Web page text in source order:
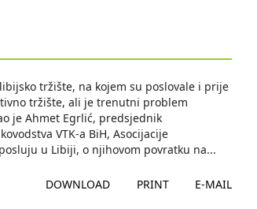
tržište, na kojem su poslovale i prije
tržište, ali je trenutni problem
je Ahmet Egrlić, predsjednik
VTK-a BiH, Asocijacije
u Libiji, o njihovom povratku na...
DOWNLOAD PRINT E-MAIL